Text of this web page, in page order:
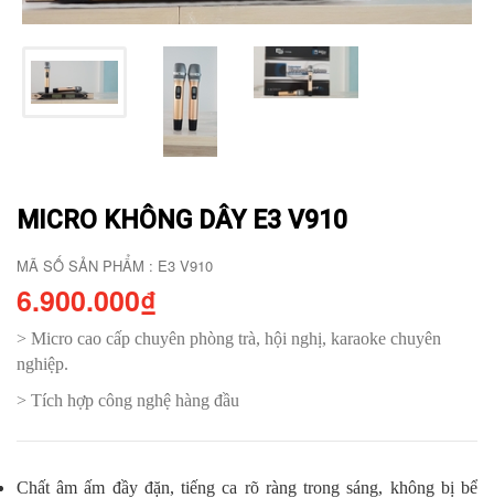
MICRO KHÔNG DÂY E3 V910
MÃ SỐ SẢN PHẨM : E3 V910
6.900.000₫
> Micro cao cấp chuyên phòng trà, hội nghị, karaoke chuyên
nghiệp.
> Tích hợp công nghệ hàng đầu
Chất âm ấm đầy đặn, tiếng ca rõ ràng trong sáng, không bị bể